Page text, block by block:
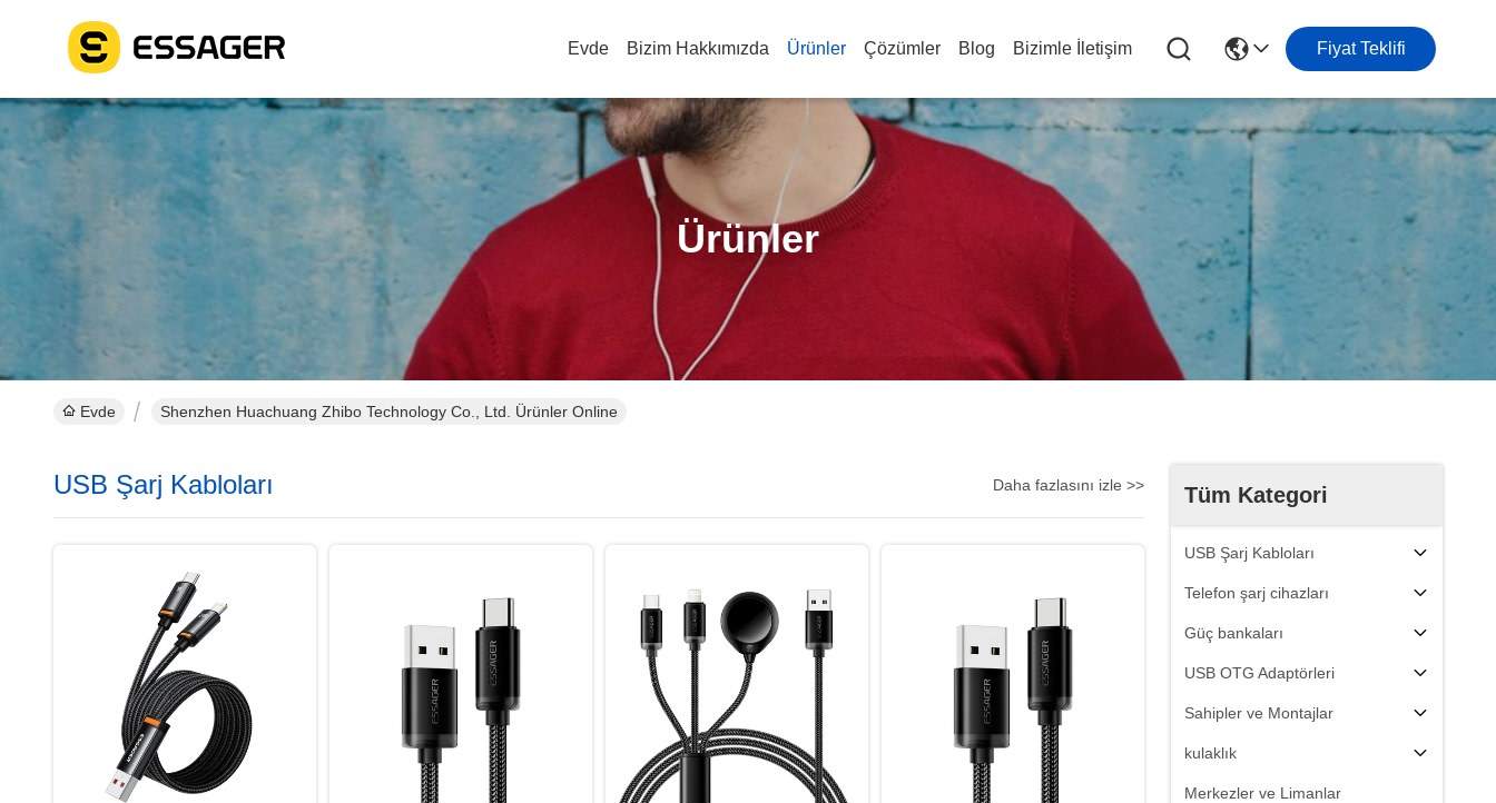
Evde Bizim Hakkımızda Ürünler Çözümler Blog Bizimle İletişim Fiyat Teklifi
Ürünler
Evde Shenzhen Huachuang Zhibo Technology Co., Ltd. Ürünler Online
Tüm Kategori
USB Şarj Kabloları
Telefon şarj cihazları
Güç bankaları
USB OTG Adaptörleri
Sahipler ve Montajlar
kulaklık
Merkezler ve Limanlar
USB Şarj Kabloları Daha fazlasını izle >>